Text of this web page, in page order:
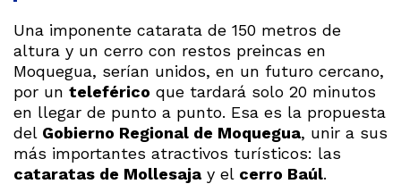
Una imponente catarata de 150 metros de
altura y un cerro con restos preincas en
Moquegua, serían unidos, en un futuro cercano,
por un teleférico que tardará solo 20 minutos
en llegar de punto a punto. Esa es la propuesta
del Gobierno Regional de Moquegua, unir a sus
más importantes atractivos turísticos: las
cataratas de Mollesaja y el cerro Baúl.